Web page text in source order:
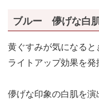
ブルー 儚げな白
黄ぐすみが気になる
ライトアップ効果を発
儚げな印象の白肌を